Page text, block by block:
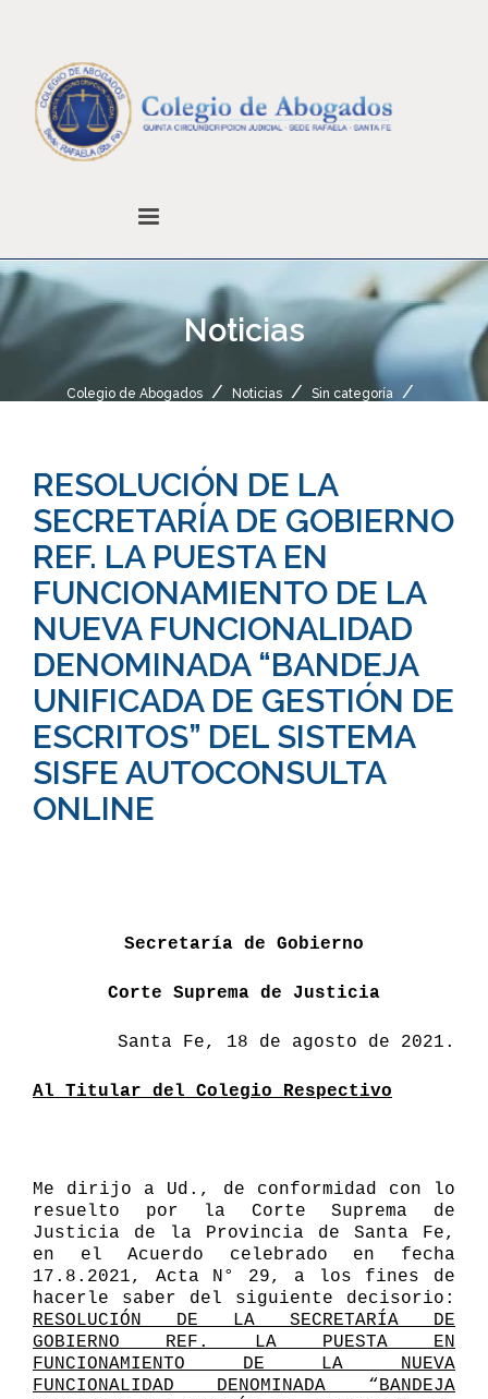
Noticias
Colegio de Abogados Noticias Sin categoría
RESOLUCIÓN DE LA
SECRETARÍA DE GOBIERNO
REF. LA PUESTA EN
FUNCIONAMIENTO DE LA
NUEVA FUNCIONALIDAD
DENOMINADA “BANDEJA
UNIFICADA DE GESTIÓN DE
ESCRITOS” DEL SISTEMA
SISFE AUTOCONSULTA
ONLINE
Secretaría de Gobierno
Corte Suprema de Justicia
Santa Fe, 18 de agosto de 2021.
Al Titular del Colegio Respectivo
Me dirijo a Ud., de conformidad con lo
resuelto por la Corte Suprema de
Justicia de la Provincia de Santa Fe,
en el Acuerdo celebrado en fecha
17.8.2021, Acta N° 29, a los fines de
hacerle saber del siguiente decisorio :
RESOLUCIÓN DE LA SECRETARÍA DE
GOBIERNO REF. LA PUESTA EN
FUNCIONAMIENTO DE LA NUEVA
FUNCIONALIDAD DENOMINADA “BANDEJA